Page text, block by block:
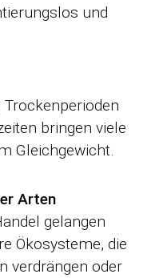
und
bringen viele
Gleichgewicht.
Arten
gelangen
Ökosysteme, die
verdrängen oder